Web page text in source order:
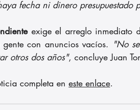
fecha ni dinero presupuestado
exige el arreglo inmediato
con anuncios vacíos. "No
otros dos años", concluye Juan
completa en este enlace.